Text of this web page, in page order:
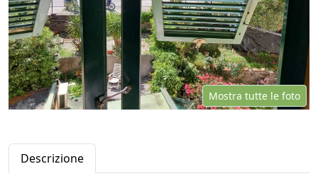
Mostra tutte le foto
Descrizione